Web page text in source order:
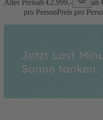
Alter Preisab €2.999,- ab
pro PersonPreis pro